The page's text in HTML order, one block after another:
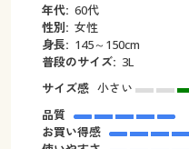
年代: 60代
性別: 女性
身長: 145～150cm
普段のサイズ: 3L
サイズ感 小さい
品質
お買い得感